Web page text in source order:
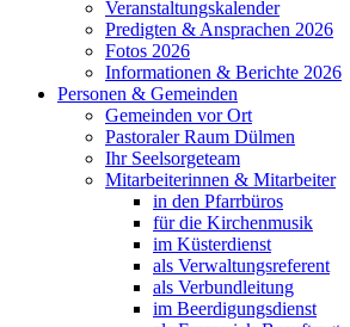
Veranstaltungskalender
Predigten & Ansprachen 2026
Fotos 2026
Informationen & Berichte 2026
Personen & Gemeinden
Gemeinden vor Ort
Pastoraler Raum Dülmen
Ihr Seelsorgeteam
Mitarbeiterinnen & Mitarbeiter
in den Pfarrbüros
für die Kirchenmusik
im Küsterdienst
als Verwaltungsreferent
als Verbundleitung
im Beerdigungsdienst